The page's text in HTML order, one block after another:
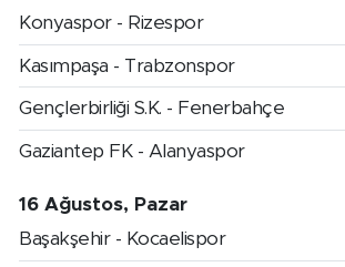
Konyaspor - Rizespor
Kasımpaşa - Trabzonspor
Gençlerbirliği S.K. - Fenerbahçe
Gaziantep FK - Alanyaspor
16 Ağustos, Pazar
Başakşehir - Kocaelispor